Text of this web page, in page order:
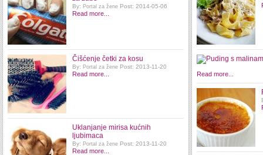
By: Portal za žene Post: 2014-05-06
Read more...
Čišćenje četki za kosu
By: Portal za žene Post: 2013-11-20
Read more...
Uklanjanje mirisa kućnih
ljubimaca
By: Portal za žene Post: 2013-11-20
Read more...
Read more...